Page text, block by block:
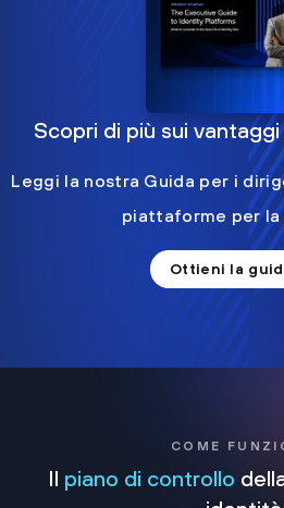
Scopri di più sui
Leggi la nostra Guida per i
piattaforme per la
Ottieni la
COME
Il piano di controllo